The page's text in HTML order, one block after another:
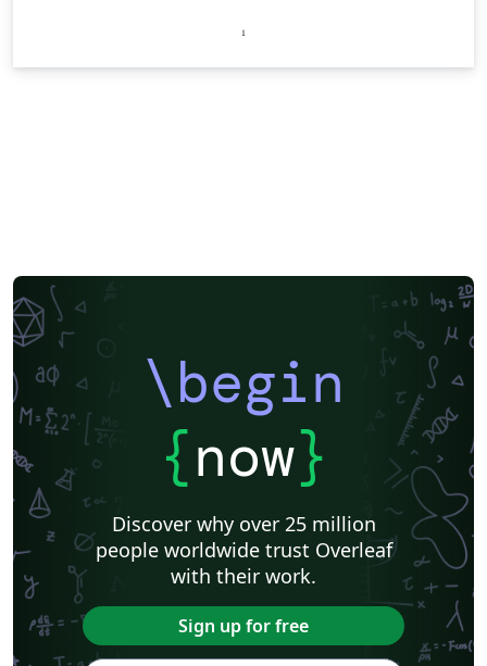
\begin
{now}
Discover why over 25 million
people worldwide trust Overleaf
with their work.
Sign up for free